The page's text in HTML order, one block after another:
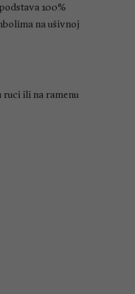
100%
na ušivnoj
ruci ili na ramenu